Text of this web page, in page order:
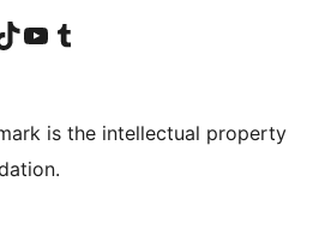
FacebookuInstagram
účet LinkedIn
náš účet na platforme TikTok
Navštívte náš kanál YouTube
Navštívte náš účet na platforme Tumblr
is the intellectual property